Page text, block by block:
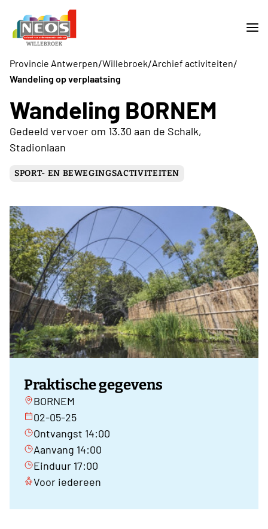
Provincie Antwerpen/Willebroek/Archief activiteiten/
Wandeling op verplaatsing
Wandeling BORNEM
Gedeeld vervoer om 13.30 aan de Schalk,
Stadionlaan
SPORT- EN BEWEGINGSACTIVITEITEN
Praktische gegevens
BORNEM
02-05-25
Ontvangst 14:00
Aanvang 14:00
Einduur 17:00
Voor iedereen